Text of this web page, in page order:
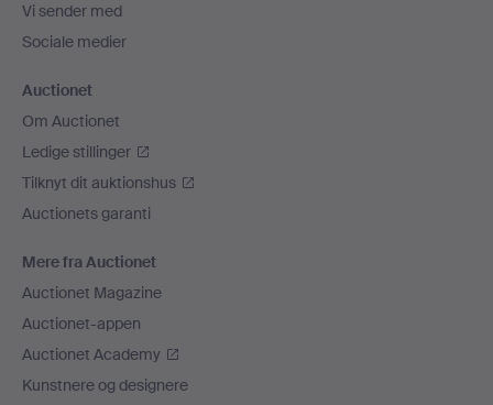
Vi sender med
Sociale medier
Auctionet
Om Auctionet
Ledige stillinger
Tilknyt dit auktionshus
Auctionets garanti
Mere fra Auctionet
Auctionet Magazine
Auctionet-appen
Auctionet Academy
Kunstnere og designere